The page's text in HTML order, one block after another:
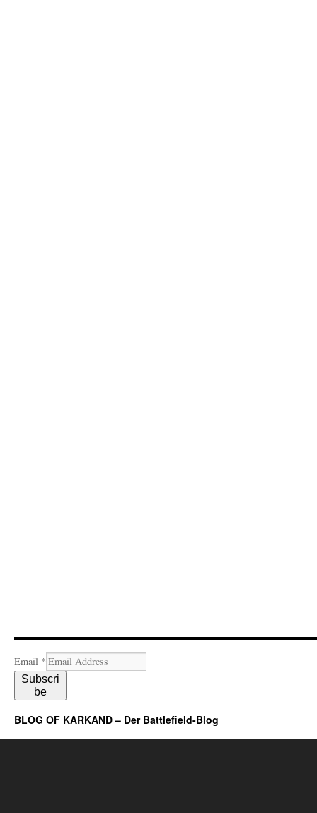
Email *
Subscri
be
BLOG OF KARKAND – Der Battlefield-Blog